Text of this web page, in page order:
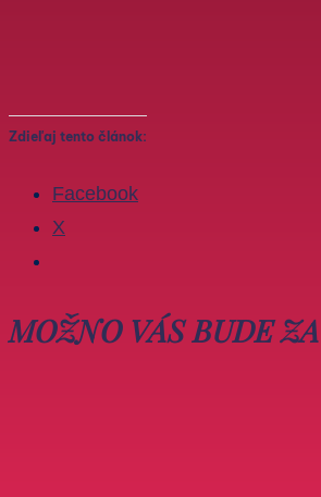
Zdieľaj tento článok:
Facebook
X
MOŽNO VÁS BUDE